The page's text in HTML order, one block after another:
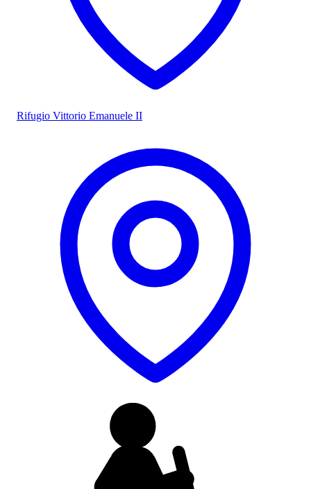
Rifugio Vittorio Emanuele II